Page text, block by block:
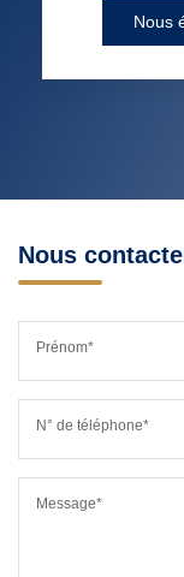
Nous
Nous
Prénom*
N° de téléphone*
Message*